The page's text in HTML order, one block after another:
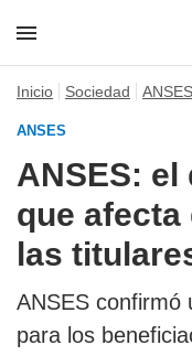
Inicio Sociedad ANSES
ANSES
ANSES:
que
las
ANSES confirmó
para los